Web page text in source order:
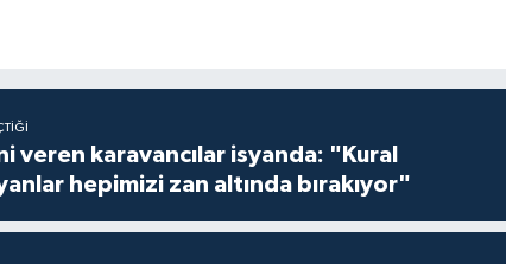
veren karavancılar isyanda: "Kural
hepimizi zan altında bırakıyor"